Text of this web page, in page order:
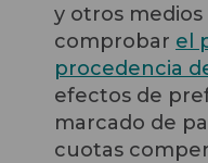
y otros medios
comprobar el
procedencia
efectos de
marcado de
cuotas